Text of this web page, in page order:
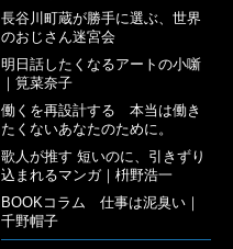
長谷川町蔵が勝手に選ぶ、世界
のおじさん迷宮会
明日話したくなるアートの小噺
｜筧菜奈子
働くを再設計する 本当は働き
たくないあなたのために。
歌人が推す 短いのに、引きずり
込まれるマンガ｜枡野浩一
BOOKコラム 仕事は泥臭い｜
千野帽子